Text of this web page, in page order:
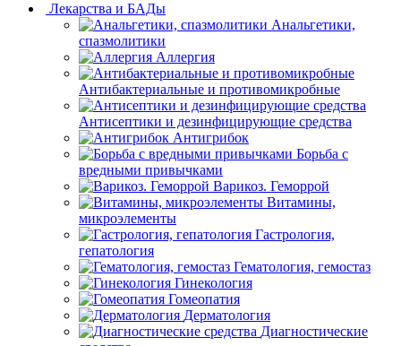
Лекарства и БАДы
Анальгетики,
спазмолитики
Аллергия
Антибактериальные и противомикробные
Антисептики и дезинфицирующие средства
Антигрибок
Борьба с
вредными привычками
Варикоз. Геморрой
Витамины,
микроэлементы
Гастрология,
гепатология
Гематология, гемостаз
Гинекология
Гомеопатия
Дерматология
Диагностические